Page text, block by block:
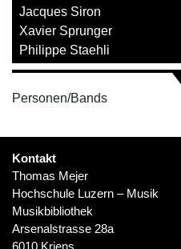
Jacques Siron
Xavier Sprunger
Philippe Staehli
Personen/Bands
Kontakt
Thomas Mejer
Hochschule Luzern – Musik
Musikbibliothek
Arsenalstrasse 28a
6010 Kriens